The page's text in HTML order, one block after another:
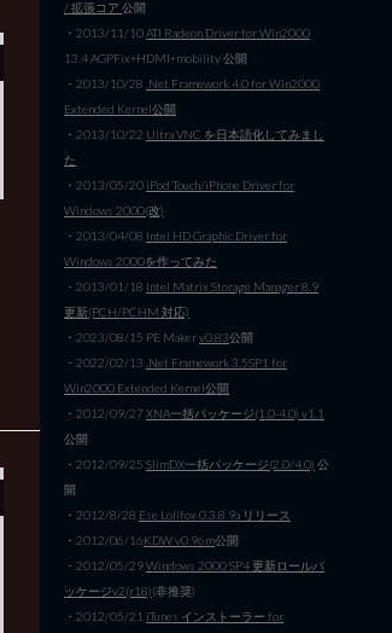
/ 拡張コア 公開
・2013/11/10ATI Radeon Driver for Win2000
13.4 AGPFix+HDMI+mobility 公開
・2013/10/28 .Net Framework 4.0 for Win2000
Extended Kernel公開
・2013/10/22 Ultra VNC を日本語化してみまし
た
・2013/05/20 iPod Touch/iPhone Driver for
Windows 2000(改)
・2013/04/08 Intel HD Graphic Driver for
Windows 2000を作ってみた
・2013/01/18 Intel Matrix Storage Manager 8.9
更新(PCH/PCHM 対応)
・2023/08/15 PE Makerv0.83公開
・2022/02/13 .Net Framework 3.5SP1 for
Win2000 Extended Kernel公開
・2012/09/27XNA一括パッケージ(1.0-4.0) v1.1
公開
・2012/09/25 SlimDX一括パッケージ(2.0/4.0) 公
開
・2012/8/28 Ese Lolifox 0.3.8.9a リリース
・2012/06/16KDW v0.96m公開
・2012/05/29Windows 2000 SP4 更新ロールパ
ッケージv2(r18)(非推奨)
・2012/05/21 iTunes インストーラー for